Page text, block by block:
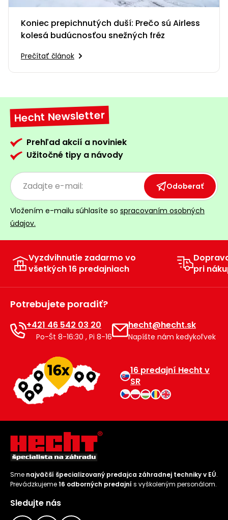
Koniec prepichnutých duší: Prečo sú Airless
kolesá budúcnosťou snežných fréz
Prečítať článok
Hecht Newsletter
Prehľad akcií a noviniek
Užitočné tipy a návody
Odoberať
Vložením e-mailu súhlasíte so spracovaním osobných
údajov.
Vyzdvihnutie zadarmo vo
všetkých 16 predajniach
pri
Potrebujete poradiť?
+421 46 542 03 20
Po-Št 8-16:30 , Pi 8-16
hecht@hecht.sk
Napíšte nám kedykoľvek
16 predajní Hecht v
SR
Sme najväčší špecializovaný predajca záhradnej techniky v EÚ.
Prevádzkujeme16 odborných predajní s vyškoleným personálom.
Sledujte nás